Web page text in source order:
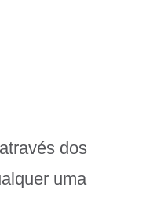
dos
uma